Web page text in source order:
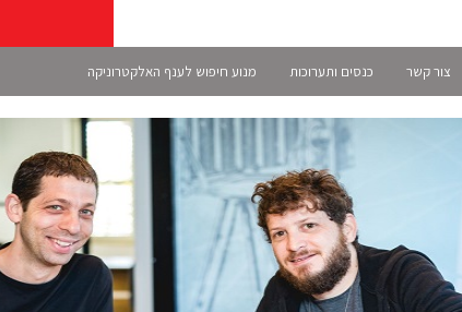
צור קשר כנסים ותערוכות מנוע חיפוש לענף האלקטרוניקה